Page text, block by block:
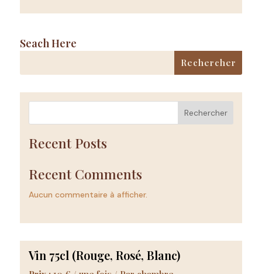
Rechercher
Recent Posts
Recent Comments
Aucun commentaire à afficher.
Vin 75cl (Rouge, Rosé, Blanc)